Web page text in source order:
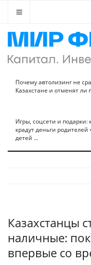
Почему автолизинг не
Казахстане и отменят ли
Игры, соцсети и
крадут деньги
детей ...
Казахстанцы
наличные:
впервые со